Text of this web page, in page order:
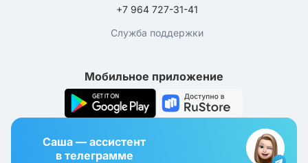
+7 964 727-31-41
Служба поддержки
Мобильное приложение
Саша — ассистент
в телеграмме